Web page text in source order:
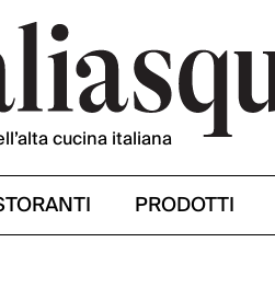
cucina italiana
PRODOTTI